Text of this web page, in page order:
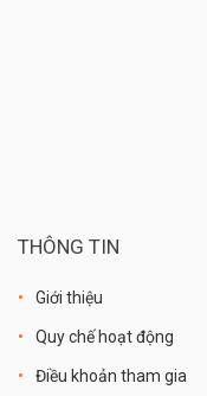
THÔNG TIN
Giới thiệu
Quy chế hoạt động
Điều khoản tham gia